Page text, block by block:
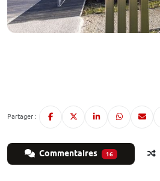
Partager :
Commentaires 16